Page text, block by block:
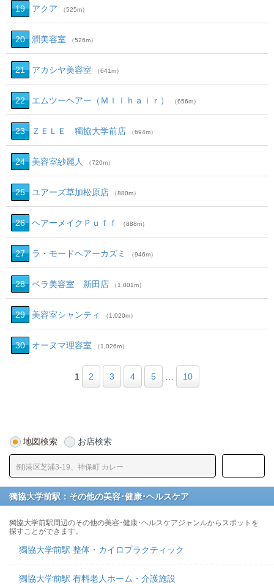
19 アクア （525m）
20 潤美容室 （526m）
21 アカシヤ美容室 （641m）
22 エムツーヘアー（Ｍｌｌｈａｉｒ） （656m）
23 ＺＥＬＥ 獨協大学前店 （694m）
24 美容室紗麗人 （720m）
25 ユアーズ草加松原店 （880m）
26 ヘアーメイクＰｕｆｆ （888m）
27 ラ・モードヘアーカズミ （946m）
28 ベラ美容室 新田店 （1,001m）
29 美容室シャンティ （1,020m）
30 オーヌマ理容室 （1,026m）
1 2 3 4 5 10
地図検索 お店検索
獨協大学前駅：その他の美容･健康･ヘルスケア
獨協大学前駅周辺のその他の美容･健康･ヘルスケアジャンルからスポットを
探すことができます。
獨協大学前駅 整体・カイロプラクティック
獨協大学前駅 有料老人ホーム・介護施設